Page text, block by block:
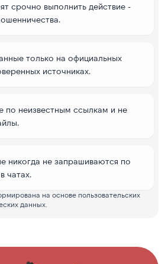
срочно выполнить действие -
только на официальных
источниках.
по неизвестным ссылкам и не
никогда не запрашиваются по
чатах.
на основе пользовательских
данных.